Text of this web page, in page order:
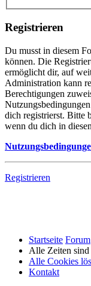
Registrieren
Du musst in diesem
können. Die
ermöglicht dir, auf
Administration kann
Berechtigungen
dich registrierst. Bitte
wenn du dich in
Registrieren
Startseite Forum
Alle Zeiten sind
Alle Cookies
Kontakt